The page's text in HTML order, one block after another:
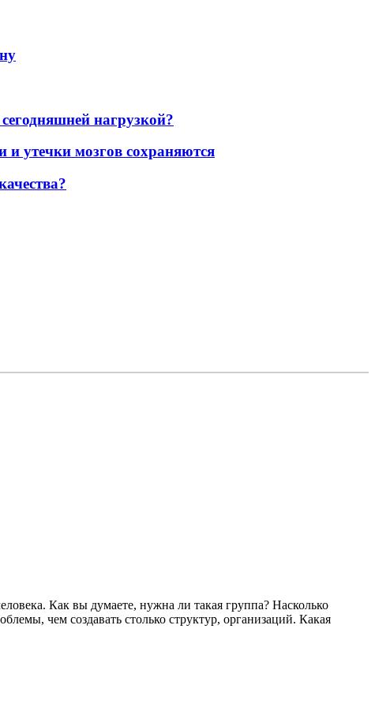
нагрузкой?
и утечки мозгов сохраняются
Как вы думаете, нужна ли такая группа? Насколько
чем создавать столько структур, организаций. Какая